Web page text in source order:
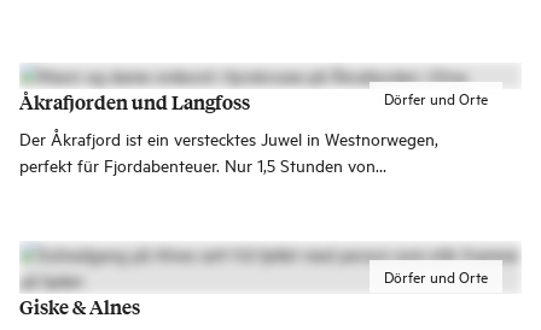
Dörfer und Orte
Åkrafjorden und Langfoss
Der Åkrafjord ist ein verstecktes Juwel in Westnorwegen,
perfekt für Fjordabenteuer. Nur 1,5 Stunden von
Erlebnisse!
Dörfer und Orte
Giske & Alnes